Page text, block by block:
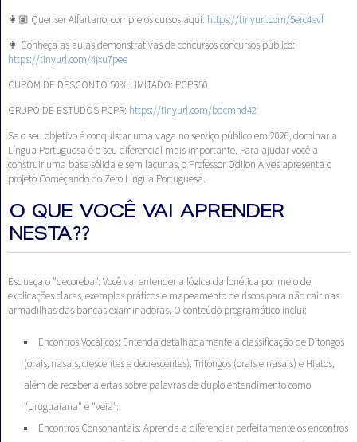
👩🏽‍ Quer ser Alfartano, compre os cursos aqui: https://tinyurl.com/5erc4evf
👩 Conheça as aulas demonstrativas de concursos concursos público:
https://tinyurl.com/4jxu7pee
CUPOM DE DESCONTO 50% LIMITADO: PCPR50
GRUPO DE ESTUDOS PCPR: https://tinyurl.com/bdcmnd42
Se o seu objetivo é conquistar uma vaga no serviço público em 2026, dominar a
Língua Portuguesa é o seu diferencial mais importante. Para ajudar você a
construir uma base sólida e sem lacunas, o Professor Odilon Alves apresenta o
projeto Começando do Zero Língua Portuguesa.
O QUE VOCÊ VAI APRENDER
NESTA??
Esqueça o "decoreba". Você vai entender a lógica da fonética por meio de
explicações claras, exemplos práticos e mapeamento de riscos para não cair nas
armadilhas das bancas examinadoras. O conteúdo programático inclui:
Encontros Vocálicos: Entenda detalhadamente a classificação de Ditongos
(orais, nasais, crescentes e decrescentes), Tritongos (orais e nasais) e Hiatos,
além de receber alertas sobre palavras de duplo entendimento como
"Uruguaiana" e "veia".
Encontros Consonantais: Aprenda a diferenciar perfeitamente os encontros